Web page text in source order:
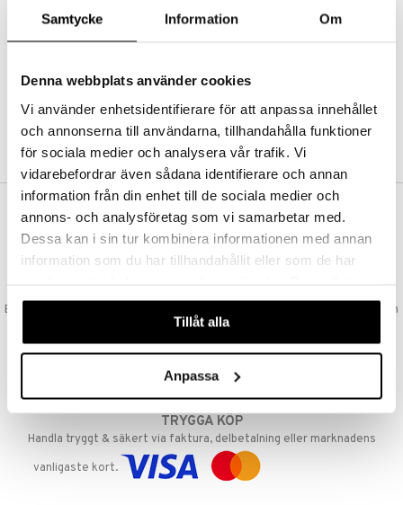
Samtycke Information Om
Denna webbplats använder cookies
Vi använder enhetsidentifierare för att anpassa innehållet
och annonserna till användarna, tillhandahålla funktioner
för sociala medier och analysera vår trafik. Vi
vidarebefordrar även sådana identifierare och annan
information från din enhet till de sociala medier och
annons- och analysföretag som vi samarbetar med.
Dessa kan i sin tur kombinera informationen med annan
information som du har tillhandahållit eller som de har
våra cookies vid fortsatt användande av vår webbplats.
Tillåt alla
Anpassa
Abonnemang
Bevaka produkter
Recensera produkter
SKAPA KUND
VAD KOSTAR FRAKTEN?
Vi erbjuder fri frakt från 350 kr. Vår gräns för fraktfri leverans bestäms
utifån vilken avdelning du handlar från. Läs mer här »
Beställningar lagda före 14:00 (gäller varor i lager) skickas normalt ut från
oss samma dag.
GODKÄND AV LÄKEMEDELSVERKET
EU-logotypen är symbolen som visar att vi är godkända av
TRYGGA KÖP
Handla tryggt & säkert via faktura, delbetalning eller marknadens
vanligaste kort.